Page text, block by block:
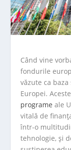
Când vine
fondurile
văzute ca
Europei.
programe ale
vitală de
într-o
tehnologie, și